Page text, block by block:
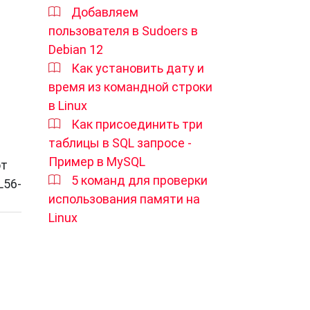
Добавляем
пользователя в Sudoers в
Debian 12
Как установить дату и
время из командной строки
в Linux
Как присоединить три
таблицы в SQL запросе -
Пример в MySQL
5 команд для проверки
использования памяти на
Linux